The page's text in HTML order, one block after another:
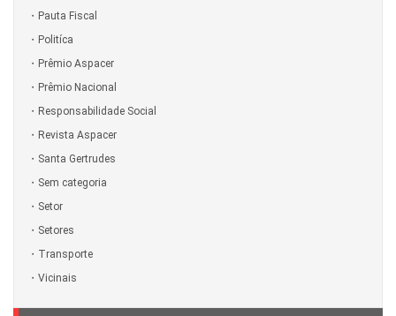
Pauta Fiscal
Politíca
Prêmio Aspacer
Prêmio Nacional
Responsabilidade Social
Revista Aspacer
Santa Gertrudes
Sem categoria
Setor
Setores
Transporte
Vicinais